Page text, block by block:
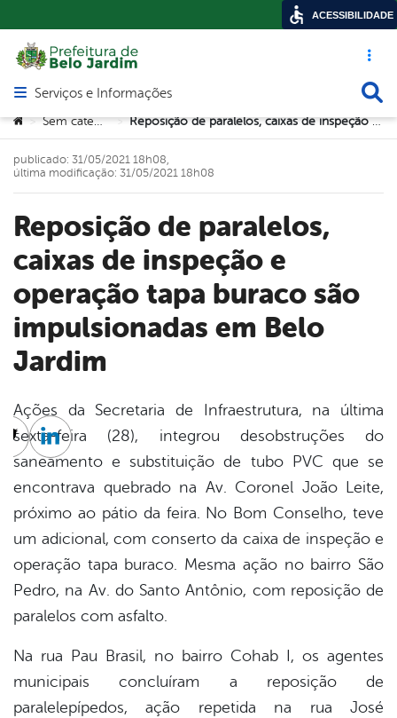
Acesso
Abrir menu principal de navegação
Serviços e Informações
Você está aqui:
> Sem categoria > Reposição de paralelos, caixas de inspeção e operação tapa buraco são impulsionadas em Belo Jardim
Reposição de paralelos,
caixas de inspeção e
operação tapa buraco são
impulsionadas em Belo
Jardim
publicado: 31/05/2021 18h08,
última modificação: 31/05/2021 18h08
Ações da Secretaria de Infraestrutura, na última
sexta-feira (28), integrou desobstruções do
saneamento e substituição de tubo PVC que se
encontrava quebrado na Av. Coronel João Leite,
próximo ao pátio da feira. No Bom Conselho, teve
um adicional, com conserto da caixa de inspeção e
operação tapa buraco. Mesma ação no bairro São
Pedro, na Av. do Santo Antônio, com reposição de
paralelos com asfalto.
Na rua Pau Brasil, no bairro Cohab I, os agentes
municipais concluíram a reposição de
paralelepípedos, ação repetida na rua José
Twitter
Linkedin
ACESSIBILIDADE